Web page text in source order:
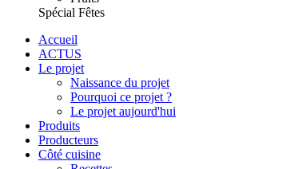
Spécial Fêtes
Accueil
ACTUS
Le projet
Naissance du projet
Pourquoi ce projet ?
Le projet aujourd'hui
Produits
Producteurs
Côté cuisine